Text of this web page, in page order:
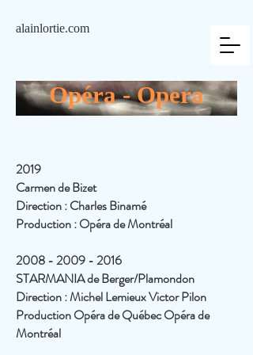
alainlortie.com
Opéra - Opera
2019
Carmen de Bizet
Direction : Charles Binamé
Production : Opéra de Montréal
2008 - 2009 - 2016
STARMANIA de Berger/Plamondon
Direction : Michel Lemieux Victor Pilon
Production Opéra de Québec Opéra de
Montréal